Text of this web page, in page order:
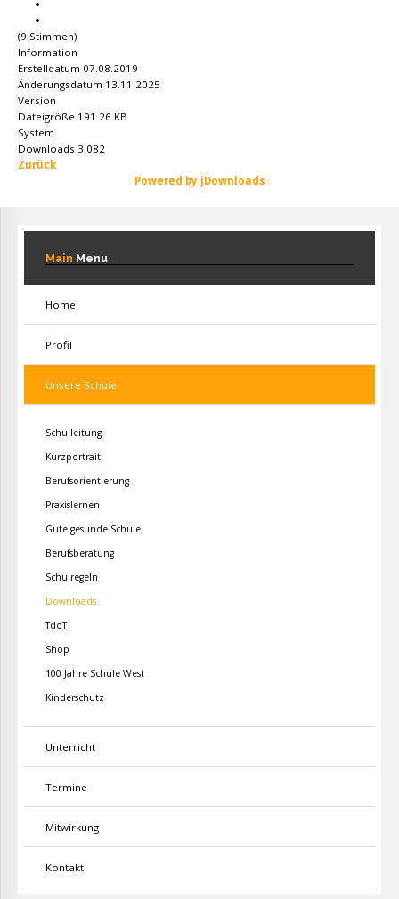
(9 Stimmen)
Information
Erstelldatum 07.08.2019
Änderungsdatum 13.11.2025
Version
Dateigröße 191.26 KB
System
Downloads 3.082
Zurück
Powered by jDownloads
Main Menu
Home
Profil
Unsere Schule
Schulleitung
Kurzportrait
Berufsorientierung
Praxislernen
Gute gesunde Schule
Berufsberatung
Schulregeln
Downloads
TdoT
Shop
100 Jahre Schule West
Kinderschutz
Unterricht
Termine
Mitwirkung
Kontakt